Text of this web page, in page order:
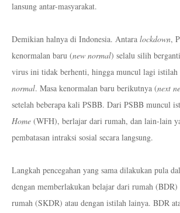
lansung antar-masyarakat.
Demikian halnya di Indonesia. Antara lockdown,
kenormalan baru (new normal) selalu silih
virus ini tidak berhenti, hingga muncul lagi istilah
normal. Masa kenormalan baru berikutnya (next
setelah beberapa kali PSBB. Dari PSBB muncul
Home (WFH), berlajar dari rumah, dan lain-lain
pembatasan intraksi sosial secara langsung.
Langkah pencegahan yang sama dilakukan pula
dengan memberlakukan belajar dari rumah (BDR)
rumah (SKDR) atau dengan istilah lainya. BDR